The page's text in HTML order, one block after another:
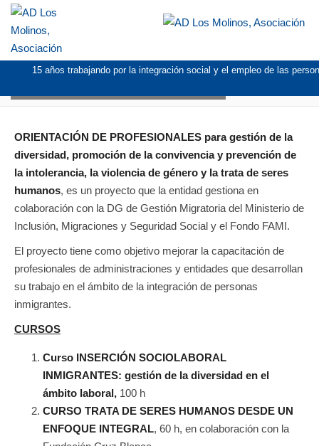
15 años trabajando por la integración social y el empleo de las
ORIENTACIÓN DE PROFESIONALES para gestión de la
diversidad, promoción de la convivencia y prevención de
la intolerancia, la violencia de género y la trata de seres
humanos, es un proyecto que la entidad gestiona en
colaboración con la DG de Gestión Migratoria del Ministerio de
Inclusión, Migraciones y Seguridad Social y el Fondo FAMI.
El proyecto tiene como objetivo mejorar la capacitación de
profesionales de administraciones y entidades que desarrollan
su trabajo en el ámbito de la integración de personas
inmigrantes.
CURSOS
Curso INSERCIÓN SOCIOLABORAL
INMIGRANTES: gestión de la diversidad en el
ámbito laboral, 100 h
CURSO TRATA DE SERES HUMANOS DESDE UN
ENFOQUE INTEGRAL, 60 h, en colaboración con la